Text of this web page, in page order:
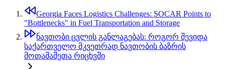
Georgia Faces Logistics Challenges: SOCAR Points to
"Bottlenecks" in Fuel Transportation and Storage
ნავთობი ცვლის განლაგებას: როგორ შევიდა
საქართველო მკვეთრად ნავთობის ბაზრის
მოთამაშეთა რიცხვში